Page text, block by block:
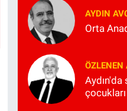
AYDIN
Orta
ÖZLENEN